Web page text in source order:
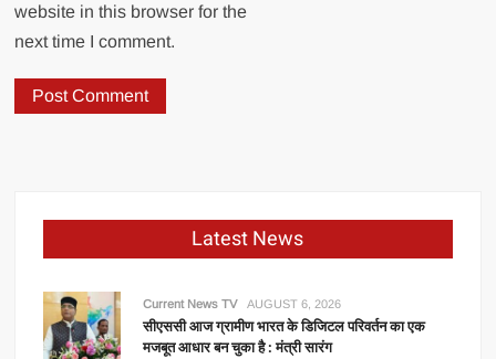
website in this browser for the
next time I comment.
Latest News
Current News TV AUGUST 6, 2026
सीएससी आज ग्रामीण भारत के डिजिटल परिवर्तन का एक
मजबूत आधार बन चुका है : मंत्री सारंग